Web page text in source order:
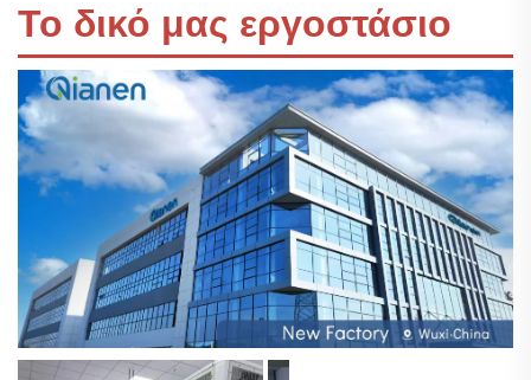
Το δικό μας εργοστάσιο